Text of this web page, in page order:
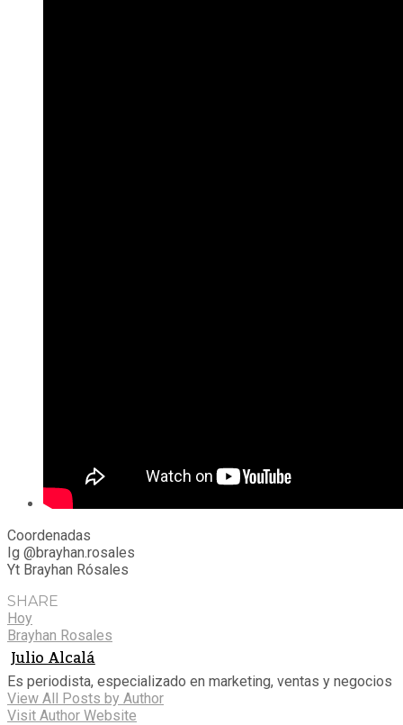
Coordenadas
Ig @brayhan.rosales
Yt Brayhan Rósales
SHARE
Hoy
Brayhan Rosales
Julio Alcalá
Es periodista, especializado en marketing, ventas y negocios
View All Posts by Author
Visit Author Website